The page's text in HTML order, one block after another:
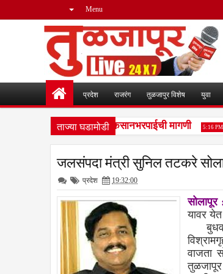
Menu
प्रदेश राजरंग तुळजापुर विशेष युवा
ताज्या घडामोडी
भीतीचे वातावरण, नुकसानभरपाईची मागणी 5:16 PM
जलसंपदा मंत्री सुनिल तटकरे
प्रदेश 19:32:00
यावर
वाजता